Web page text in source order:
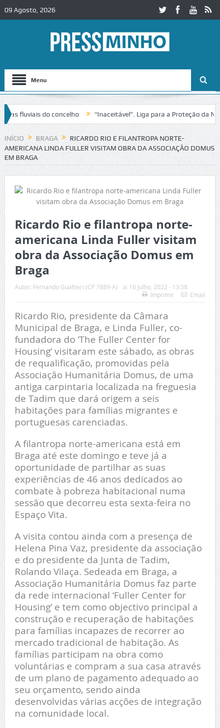
09 Agosto, 2026
Menu
do concelho “Inaceitável”. Liga para a Proteção da
no IC2 em Alcobaça Igreja do Castelo de Cerveira
INÍCIO BRAGA
RICARDO RIO E FILANTROPA NORTE-
AMERICANA LINDA FULLER VISITAM OBRA DA ASSOCIAÇÃO DOMUS
EM BRAGA
Ricardo Rio e filantropa norte-
americana Linda Fuller visitam
obra da Associação Domus em
Braga
Autor: Fernando Gualtieri (CP 7889-A) a: 16 Julho, 2022 - 13:58
Imprimir
Email
Ricardo Rio, presidente da Câmara
Municipal de Braga, e Linda Fuller, co-
fundadora do ‘The Fuller Center for
Housing’ visitaram este sábado, as obras
de requalificação, promovidas pela
Associação Humanitária Domus, de uma
antiga carpintaria localizada na freguesia
de Tadim que dará origem a seis
habitações para famílias migrantes e
portuguesas carenciadas.
A filantropa norte-americana está em
Braga até este domingo e teve já a
oportunidade de partilhar as suas
experiências de 46 anos dedicados ao
combate à pobreza habitacional numa
sessão que decorreu esta sexta-feira no
Espaço Vita.
A visita contou ainda com a presença de
Helena Pina Vaz, presidente da associação
e do presidente da Junta de Tadim,
Rolando Vilaça. Sedeada em Braga, a
Associação Humanitária Domus faz parte
da rede internacional ‘Fuller Center for
Housing’ e tem como objectivo principal a
construção e recuperação de habitações
para famílias incapazes de recorrer ao
mercado tradicional de habitação. As
famílias participam na obra como
voluntárias e compram a sua casa através
de um plano de pagamento adequado ao
seu orçamento, sendo ainda
desenvolvidas várias acções de integração
na comunidade local.